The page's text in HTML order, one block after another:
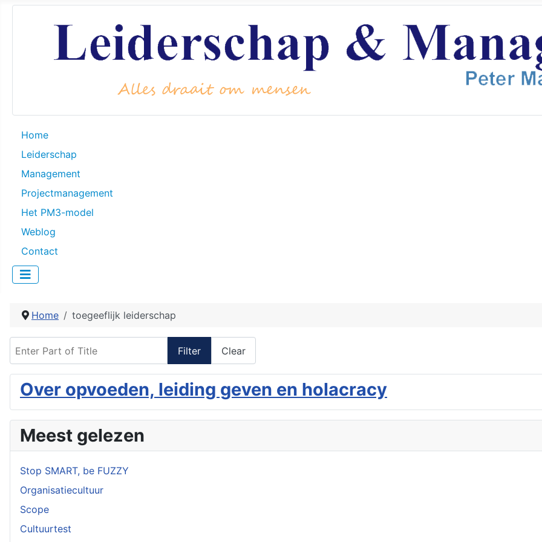
Home
Leiderschap
Management
Projectmanagement
Het PM3-model
Weblog
Contact
Home toegeeflijk leiderschap
Filter Clear
Over opvoeden, leiding geven en holacracy
Meest gelezen
Stop SMART, be FUZZY
Organisatiecultuur
Scope
Cultuurtest